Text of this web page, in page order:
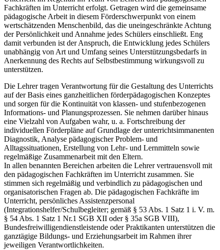
Fachkräften im Unterricht erfolgt. Getragen wird die gemeinsame
pädagogische Arbeit in diesem Förderschwerpunkt von einem
wertschätzenden Menschenbild, das die uneingeschränkte Achtung
der Persönlichkeit und Annahme jedes Schülers einschließt. Eng
damit verbunden ist der Anspruch, die Entwicklung jedes Schülers
unabhängig von Art und Umfang seines Unterstützungsbedarfs in
Anerkennung des Rechts auf Selbstbestimmung wirkungsvoll zu
unterstützen.
Die Lehrer tragen Verantwortung für die Gestaltung des Unterrichts
auf der Basis eines ganzheitlichen förderpädagogischen Konzeptes
und sorgen für die Kontinuität von klassen- und stufenbezogenen
Informations- und Planungsprozessen. Sie nehmen darüber hinaus
eine Vielzahl von Aufgaben wahr, u. a. Fortschreibung der
individuellen Förderpläne auf Grundlage der unterrichtsimmanenten
Diagnostik, Analyse pädagogischer Problem- und
Alltagssituationen, Erstellung von Lehr- und Lernmitteln sowie
regelmäßige Zusammenarbeit mit den Eltern.
In allen benannten Bereichen arbeiten die Lehrer vertrauensvoll mit
den pädagogischen Fachkräften im Unterricht zusammen. Sie
stimmen sich regelmäßig und verbindlich zu pädagogischen und
organisatorischen Fragen ab. Die pädagogischen Fachkräfte im
Unterricht, persönliches Assistenzpersonal
(Integrationshelfer/Schulbegleiter; gemäß § 53 Abs. 1 Satz 1 i. V. m.
§ 54 Abs. 1 Satz 1 Nr.1 SGB XII oder § 35a SGB VIII),
Bundesfreiwilligendienstleistende oder Praktikanten unterstützen die
ganztägige Bildungs- und Erziehungsarbeit im Rahmen ihrer
jeweiligen Verantwortlichkeiten.